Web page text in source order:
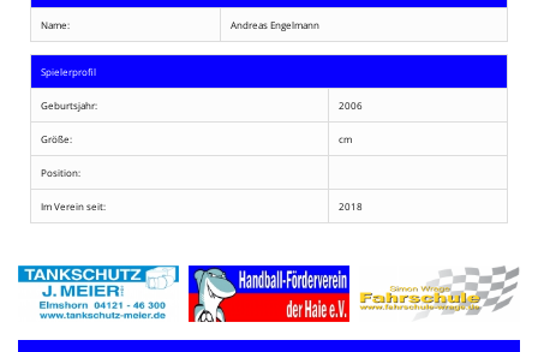
Name: Andreas Engelmann
Spielerprofil
Geburtsjahr: 2006
Größe: cm
Position:
Im Verein seit: 2018